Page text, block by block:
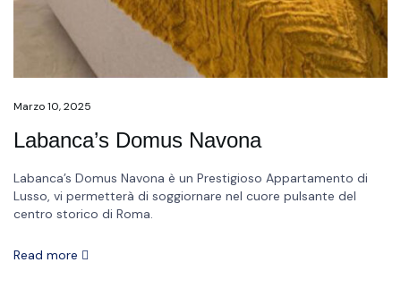
Marzo 10, 2025
Labanca’s Domus Navona
Labanca’s Domus Navona è un Prestigioso Appartamento di
Lusso, vi permetterà di soggiornare nel cuore pulsante del
centro storico di Roma.
Read more